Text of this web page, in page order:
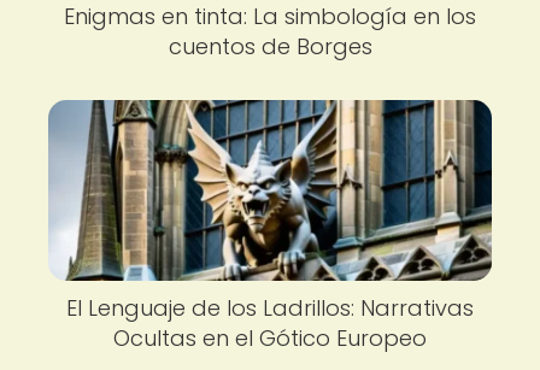
Enigmas en tinta: La simbología en los
cuentos de Borges
El Lenguaje de los Ladrillos: Narrativas
Ocultas en el Gótico Europeo